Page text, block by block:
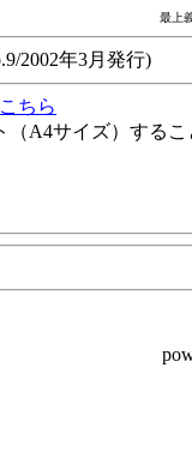
最上
2002年3月発行)
こちら
A4サイズ）する